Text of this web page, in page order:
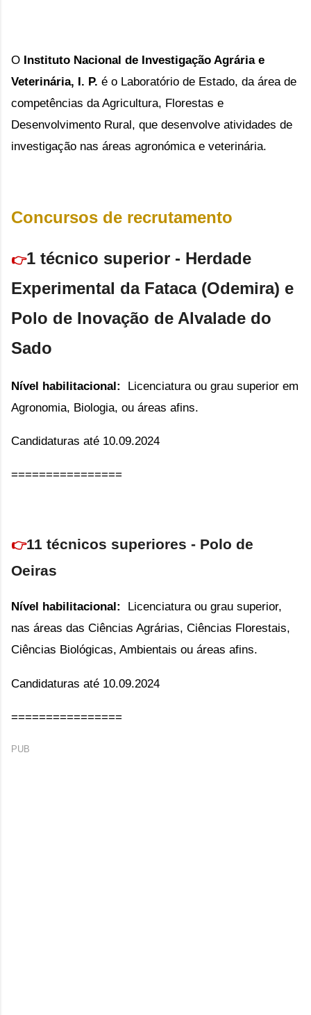
O Instituto Nacional de Investigação Agrária e
Veterinária, I. P. é o Laboratório de Estado, da área de
competências da Agricultura, Florestas e
Desenvolvimento Rural, que desenvolve atividades de
investigação nas áreas agronómica e veterinária.
Concursos de recrutamento
👉1 técnico superior - Herdade
Experimental da Fataca (Odemira) e
Polo de Inovação de Alvalade do
Sado
Nível habilitacional: Licenciatura ou grau superior em
Agronomia, Biologia, ou áreas afins.
Candidaturas até 10.09.2024
================
👉11 técnicos superiores - Polo de
Oeiras
Nível habilitacional: Licenciatura ou grau superior,
nas áreas das Ciências Agrárias, Ciências Florestais,
Ciências Biológicas, Ambientais ou áreas afins.
Candidaturas até 10.09.2024
================
PUB